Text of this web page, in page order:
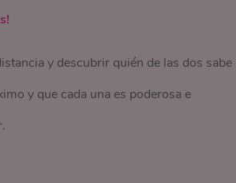
y descubrir quién de las dos sabe
y que cada una es poderosa e